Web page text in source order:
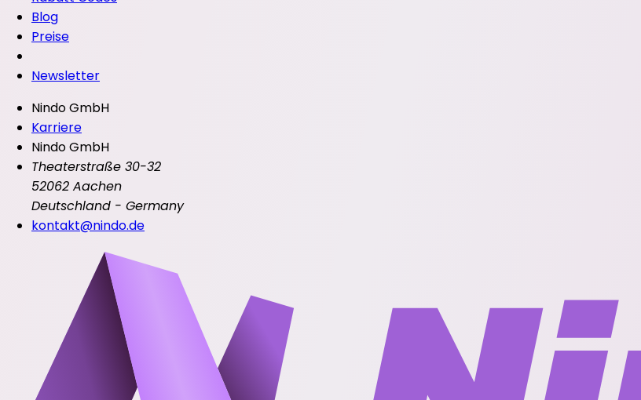
Blog
Preise
Newsletter
Nindo GmbH
Karriere
Nindo GmbH
Theaterstraße 30-32
52062 Aachen
Deutschland - Germany
kontakt@nindo.de